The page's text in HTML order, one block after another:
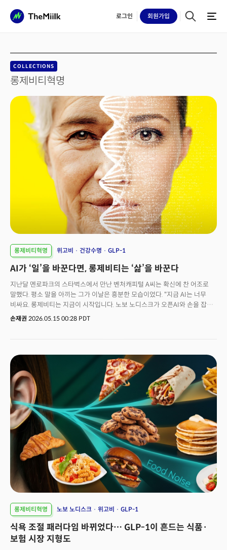
로그인 회원가입
COLLECTIONS
롱제비티혁명
롱제비티혁명 위고비 건강수명 GLP-1
AI가 ‘일’을 바꾼다면, 롱제비티는 ‘삶’을 바꾼다
지난달 멘로파크의 스타벅스에서 만난 벤처캐피털 A씨는 확신에 찬 어조로
말했다. 평소 말을 아끼는 그가 이날은 흥분한 모습이었다. "지금 AI는 너무
비싸요. 롱제비티는 지금이 시작입니다. 노보 노디스크가 오픈AI와 손을 잡은
것이 신호입니다. 인류가 의학을 다루는 방식 전체가 바뀌고 있어요."지난
빠르게 자라고 있었다.그 이름이 롱제비티(Longevity)다. 한국어로 '장수'로
옮기면 어색하다. 정확히 풀면 '건강하게 오래 사는 삶을 어떻게 과학적으로
설계할 것인가'에 대한 모든 영역의 총합을 의미하기 때문이다.실리콘밸리의
자본 흐름이 이를 증명한다. 글로벌 시장조사기관 통계에 따르면 롱제비티
분야 글로벌 투자 규모는 2020년 약 10억 달러 수준에서 2025년 50억
달러를 넘어섰다. 5년 만에 5배 성장이다. 알토스랩스(Altos Labs)는 30억
달러 시드 라운드라는 전례 없는 규모로 출발했고, 제프 베이조스와 유리
밀너가 투자자로 참여했다. 샘 올트먼은 별도로 레트로 바이오사이언스(Retro
Biosciences)에 1억 8000만 달러를 투자했다. 이 회사의 목표는 인간 수명
10년 연장이다. 구글의 칼리코(Calico)는 이미 10년 넘게 노화 연구에 수십억
달러를 투입해 왔다.이 흐름이 얼마나 진지한지를 단적으로 보여주는 말이
있다. 뉴욕대 스턴 경영대학원 교수인 스콧 갤러웨이는 최근 한 팟캐스트에서
이렇게 말했다."AI와 GLP-1 중 하나를 포기해야 한다면, 나는 AI를
포기하겠습니다."매년 자신의 '올해의 기술'을 선정해온 그는 2024년에 AI를
GLP-1이라는 답이었다. 갤러웨이가 AI 회의론자라서 그런 말을 한 것이
아니다.오히려 반대다. 그는 AI가 만들어내는 부의 흐름에 가장 깊이 발을
담그고 있는 투자자다. 그런 그가 "주주가치 관점에서나 인류의 삶을 바꾼다는
관점에서나 AI보다 GLP-1이 더 중요하다"고 단언했다. 그의 논리는 명확하다.
손재권 2026.05.15 00:28 PDT
롱제비티혁명 노보 노디스크 위고비 GLP-1
식욕 조절 패러다임 바뀌었다… GLP-1이 흔드는 식품·
보험 시장 지형도